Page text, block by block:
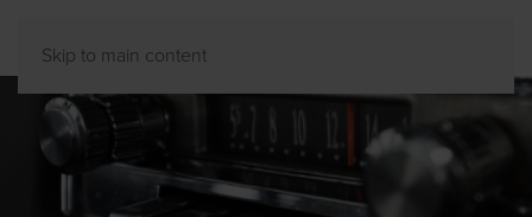
Skip to main content